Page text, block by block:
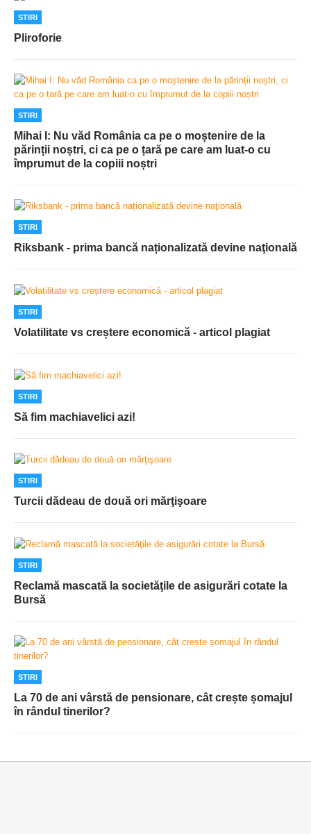
STIRI
Pliroforie
STIRI
Mihai I: Nu văd România ca pe o moștenire de la
părinții noștri, ci ca pe o țară pe care am luat-o cu
împrumut de la copiii noștri
STIRI
Riksbank - prima bancă naționalizată devine naţională
STIRI
Volatilitate vs creștere economică - articol plagiat
STIRI
Să fim machiavelici azi!
STIRI
Turcii dădeau de două ori mărţişoare
STIRI
Reclamă mascată la societăţile de asigurări cotate la
Bursă
STIRI
La 70 de ani vârstă de pensionare, cât crește șomajul
în rândul tinerilor?